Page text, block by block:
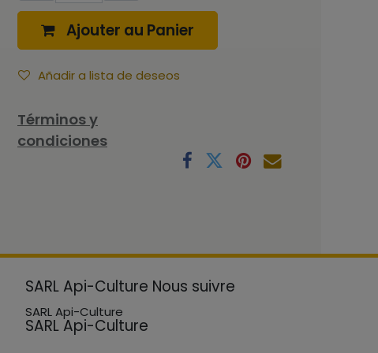
Ajouter au Panier
Añadir a lista de deseos
Términos y
condiciones
SARL Api-Culture Nous suivre
SARL Api-Culture
SARL Api-Culture